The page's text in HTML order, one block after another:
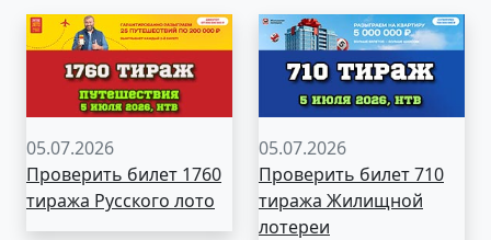
05.07.2026
Проверить билет 1760
тиража Русского лото
05.07.2026
Проверить билет 710
тиража Жилищной
лотереи